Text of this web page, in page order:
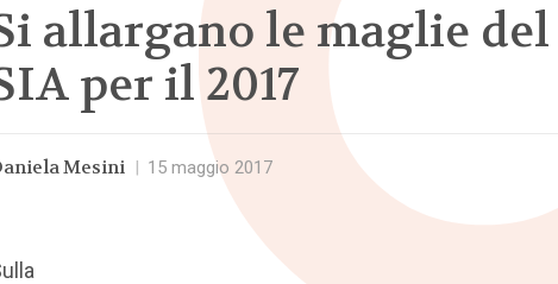
allargano le maglie del
per il 2017
Mesini 15 maggio 2017